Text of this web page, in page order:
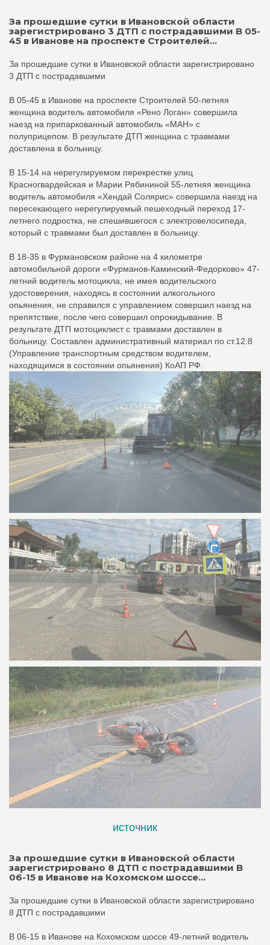
За прошедшие сутки в Ивановской области
зарегистрировано 3 ДТП с пострадавшими В 05-
45 в Иванове на проспекте Строителей...
За прошедшие сутки в Ивановской области зарегистрировано
3 ДТП с пострадавшими
В 05-45 в Иванове на проспекте Строителей 50-летняя
женщина водитель автомобиля «Рено Логан» совершила
наезд на припаркованный автомобиль «МАН» с
полуприцепом. В результате ДТП женщина с травмами
доставлена в больницу.
В 15-14 на нерегулируемом перекрестке улиц
Красногвардейская и Марии Рябининой 55-летняя женщина
водитель автомобиля «Хендай Солярис» совершила наезд на
пересекающего нерегулируемый пешеходный переход 17-
летнего подростка, не спешившегося с электровелосипеда,
который с травмами был доставлен в больницу.
В 18-35 в Фурмановском районе на 4 километре
автомобильной дороги «Фурманов-Каминский-Федорково» 47-
летний водитель мотоцикла, не имея водительского
удостоверения, находясь в состоянии алкогольного
опьянения, не справился с управлением совершил наезд на
препятствие, после чего совершил опрокидывание. В
результате ДТП мотоциклист с травмами доставлен в
больницу. Составлен административный материал по ст.12.8
(Управление транспортным средством водителем,
находящимся в состоянии опьянения) КоАП РФ.
источник
За прошедшие сутки в Ивановской области
зарегистрировано 8 ДТП с пострадавшими В
06-15 в Иванове на Кохомском шоссе...
За прошедшие сутки в Ивановской области зарегистрировано
8 ДТП с пострадавшими
В 06-15 в Иванове на Кохомском шоссе 49-летний водитель